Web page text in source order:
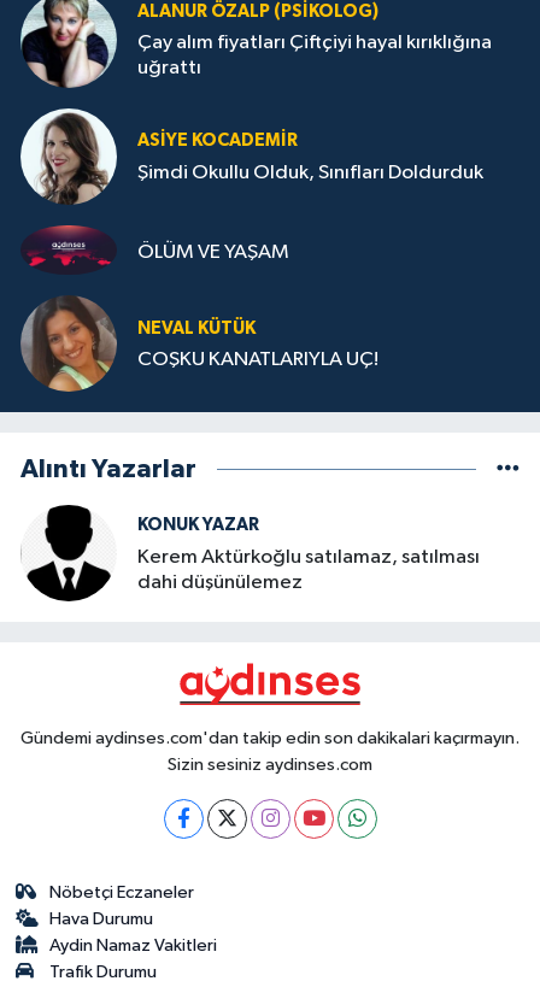
ALANUR ÖZALP (PSIKOLOG)
Çay alım fiyatları Çiftçiyi hayal kırıklığına
uğrattı
ASIYE KOCADEMİR
Şimdi Okullu Olduk, Sınıfları Doldurduk
ÖLÜM VE YAŞAM
NEVAL KÜTÜK
COŞKU KANATLARIYLA UÇ!
Alıntı Yazarlar
KONUK YAZAR
Kerem Aktürkoğlu satılamaz, satılması
dahi düşünülemez
Gündemi aydinses.com'dan takip edin son dakikalari kaçırmayın.
Sizin sesiniz aydinses.com
Nöbetçi Eczaneler
Hava Durumu
Aydin Namaz Vakitleri
Trafik Durumu